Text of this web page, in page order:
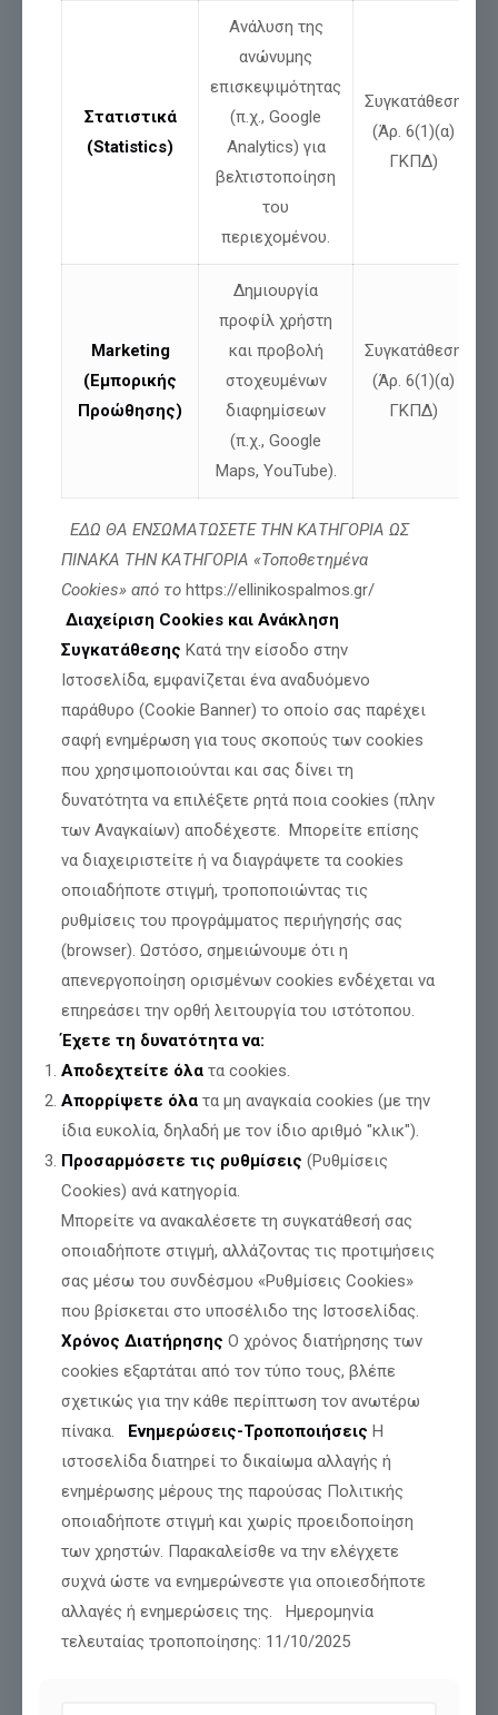
Η ΕΛΛΑΔΑ ΚΑΙΓΕΤΑΙ. Η ΩΡΑ ΤΗΣ ΠΟΛΙΤΙΚΗΣ
ΕΥΘΥΝΗΣ ΕΧΕΙ ΦΤΑΣΕΙ.
Δεν μπορεί η Ελλάδα να φλέγεται από άκρη σε άκρη και η
πολιτική ευθύνη να εξαφανίζεται μαζί με τον καπνό. Οι ήρωες
Διαβάστε περισσότερα
Αναμένεται η απόφαση για την χορήγηση
πολιτικού ασύλου στον Γιάννη-Βασίλη
Γιαϊλαλί
Δελτίο Τύπου Θέμα: Αναμένεται η απόφαση για την χορήγηση
πολιτικού ασύλου στον Γιάννη-Βασίλη Γιαϊλαλί Θεσσαλονίκη, 3
Αυγούστου 2026 Εκδικάστηκε σήμερα, 3 Αυγούστου 2026, σε
δεύτερο[…]
3 Αυγούστου 2026. Ήρθε η ώρα ο
Ελληνικός λαός να πει: «ΩΣ ΕΔΩ»
Η 3η Αυγούστου 2026 είναι η στιγμή που ο καθένας μας
καλείται να αποφασίσει αν θα αποδεχθεί αδιαμαρτύρητα όσα
του επιβάλλονται ή αν θα υπερασπιστεί την
Διαβάστε περισσότερα
Στατιστικά
(Statistics)
Ανάλυση της
ανώνυμης
επισκεψιμότητας
(π.χ., Google
Analytics) για
βελτιστοποίηση
του
περιεχομένου.
Συγκατάθεση
(Άρ. 6(1)(α)
ΓΚΠΔ)
Marketing
(Εμπορικής
Προώθησης)
Δημιουργία
προφίλ χρήστη
και προβολή
στοχευμένων
διαφημίσεων
(π.χ., Google
Maps, YouTube).
Συγκατάθεση
(Άρ. 6(1)(α)
ΓΚΠΔ)
ΕΔΩ ΘΑ ΕΝΣΩΜΑΤΩΣΕΤΕ ΤΗΝ ΚΑΤΗΓΟΡΙΑ ΩΣ
ΠΙΝΑΚΑ ΤΗΝ ΚΑΤΗΓΟΡΙΑ «Τοποθετημένα
Cookies» από το https://ellinikospalmos.gr/
Διαχείριση Cookies και Ανάκληση
Συγκατάθεσης Κατά την είσοδο στην
Ιστοσελίδα, εμφανίζεται ένα αναδυόμενο
παράθυρο (Cookie Banner) το οποίο σας παρέχει
σαφή ενημέρωση για τους σκοπούς των cookies
που χρησιμοποιούνται και σας δίνει τη
δυνατότητα να επιλέξετε ρητά ποια cookies (πλην
των Αναγκαίων) αποδέχεστε. Μπορείτε επίσης
να διαχειριστείτε ή να διαγράψετε τα cookies
οποιαδήποτε στιγμή, τροποποιώντας τις
ρυθμίσεις του προγράμματος περιήγησής σας
(browser). Ωστόσο, σημειώνουμε ότι η
απενεργοποίηση ορισμένων cookies ενδέχεται να
επηρεάσει την ορθή λειτουργία του ιστότοπου.
Έχετε τη δυνατότητα να:
Αποδεχτείτε όλα τα cookies.
Απορρίψετε όλα τα μη αναγκαία cookies (με την
ίδια ευκολία, δηλαδή με τον ίδιο αριθμό "κλικ").
Προσαρμόσετε τις ρυθμίσεις (Ρυθμίσεις
Cookies) ανά κατηγορία.
Μπορείτε να ανακαλέσετε τη συγκατάθεσή σας
οποιαδήποτε στιγμή, αλλάζοντας τις προτιμήσεις
σας μέσω του συνδέσμου «Ρυθμίσεις Cookies»
που βρίσκεται στο υποσέλιδο της Ιστοσελίδας.
Χρόνος Διατήρησης Ο χρόνος διατήρησης των
cookies εξαρτάται από τον τύπο τους, βλέπε
σχετικώς για την κάθε περίπτωση τον ανωτέρω
πίνακα. Ενημερώσεις-Τροποποιήσεις Η
ιστοσελίδα διατηρεί το δικαίωμα αλλαγής ή
ενημέρωσης μέρους της παρούσας Πολιτικής
οποιαδήποτε στιγμή και χωρίς προειδοποίηση
των χρηστών. Παρακαλείσθε να την ελέγχετε
συχνά ώστε να ενημερώνεστε για οποιεσδήποτε
αλλαγές ή ενημερώσεις της. Ημερομηνία
τελευταίας τροποποίησης: 11/10/2025